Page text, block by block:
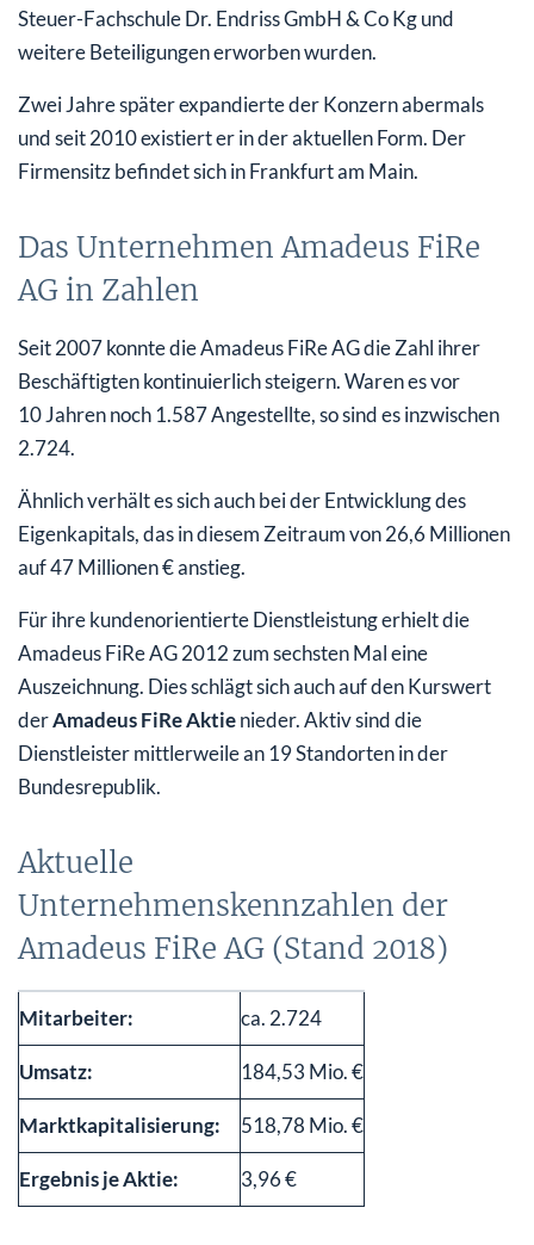
Steuer-Fachschule Dr. Endriss GmbH & Co Kg und
weitere Beteiligungen erworben wurden.
Zwei Jahre später expandierte der Konzern abermals
und seit 2010 existiert er in der aktuellen Form. Der
Firmensitz befindet sich in Frankfurt am Main.
Das Unternehmen Amadeus FiRe
AG in Zahlen
Seit 2007 konnte die Amadeus FiRe AG die Zahl ihrer
Beschäftigten kontinuierlich steigern. Waren es vor
10 Jahren noch 1.587 Angestellte, so sind es inzwischen
2.724.
Ähnlich verhält es sich auch bei der Entwicklung des
Eigenkapitals, das in diesem Zeitraum von 26,6 Millionen
auf 47 Millionen € anstieg.
Für ihre kundenorientierte Dienstleistung erhielt die
Amadeus FiRe AG 2012 zum sechsten Mal eine
Auszeichnung. Dies schlägt sich auch auf den Kurswert
derAmadeus FiRe Aktienieder. Aktiv sind die
Dienstleister mittlerweile an 19 Standorten in der
Bundesrepublik.
Aktuelle
Unternehmenskennzahlen der
Amadeus FiRe AG (Stand 2018)
Mitarbeiter: ca. 2.724
Umsatz: 184,53 Mio. €
Marktkapitalisierung: 518,78 Mio. €
Ergebnis je Aktie: 3,96 €